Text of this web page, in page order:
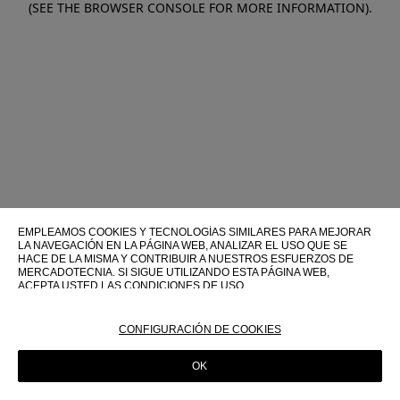
(SEE THE BROWSER CONSOLE FOR MORE INFORMATION).
EMPLEAMOS COOKIES Y TECNOLOGÍAS SIMILARES PARA MEJORAR
LA NAVEGACIÓN EN LA PÁGINA WEB, ANALIZAR EL USO QUE SE
HACE DE LA MISMA Y CONTRIBUIR A NUESTROS ESFUERZOS DE
MERCADOTECNIA. SI SIGUE UTILIZANDO ESTA PÁGINA WEB,
ACEPTA USTED LAS CONDICIONES DE USO.
SOBRE SU USO EN ESTA PÁGINA WEB, CONSULTE NUESTRA
CONFIGURACIÓN DE COOKIES
OK